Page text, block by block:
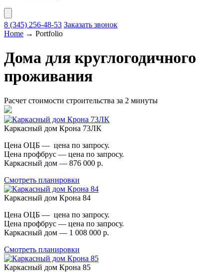
8 (345) 256-48-53 Заказать звонок
Home → Portfolio
Дома для круглогодичного
проживания
Расчет стоимости строительства за 2 минуты
Каркасный дом Крона 73ЛК
Цена ОЦБ — цена по запросу.
Цена профбрус — цена по запросу.
Каркасный дом — 876 000 р.
Смотреть планировки
Каркасный дом Крона 84
Цена ОЦБ — цена по запросу.
Цена профбрус — цена по запросу.
Каркасный дом — 1 008 000 р.
Смотреть планировки
Каркасный дом Крона 85